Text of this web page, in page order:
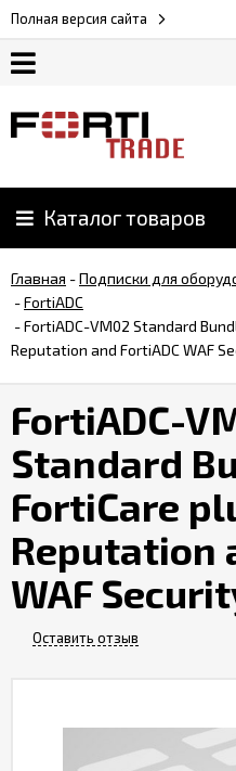
Полная версия сайта
Как
заказать
и
оплата
Контакты
Каталог товаров
Главная -Подписки для
-FortiADC
-FortiADC-VM02 Standard
Reputation and FortiADC WAF
FortiADC-
Standard
FortiCare
Reputation
WAF
Оставить отзыв